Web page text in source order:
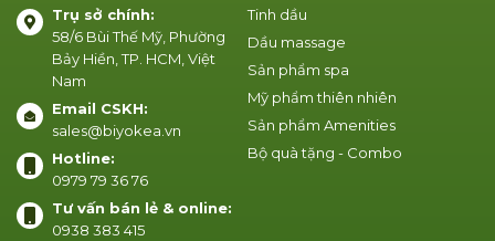
Tinh dầu
Dầu massage
Sản phẩm spa
Mỹ phẩm thiên nhiên
Sản phẩm Amenities
Bộ quà tặng - Combo
Trụ sở chính:
58/6 Bùi Thế Mỹ, Phường
Bảy Hiền, TP. HCM, Việt
Nam
Email CSKH:
sales@biyokea.vn
Hotline:
0979 79 36 76
Tư vấn bán lẻ & online:
0938 383 415